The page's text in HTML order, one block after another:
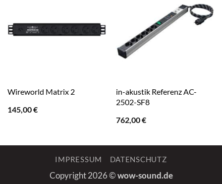
Wireworld Matrix 2
145,00€
in-akustik Referenz AC-
2502-SF8
762,00€
IMPRESSUM DATENSCHUTZ
Copyright 2026 ©wow-sound.de